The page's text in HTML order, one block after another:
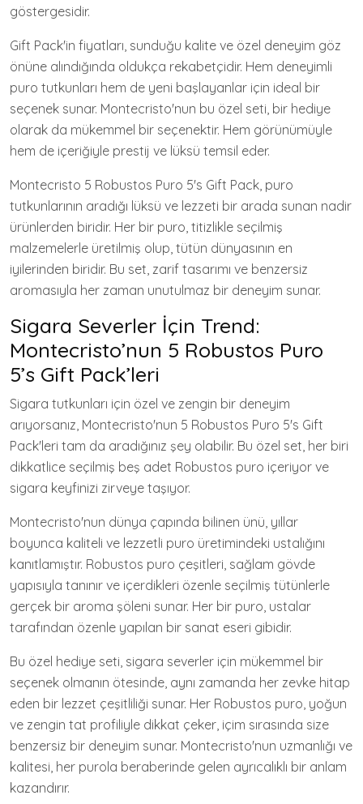
göstergesidir.
Gift Pack'in fiyatları, sunduğu kalite ve özel deneyim göz
önüne alındığında oldukça rekabetçidir. Hem deneyimli
puro tutkunları hem de yeni başlayanlar için ideal bir
seçenek sunar. Montecristo'nun bu özel seti, bir hediye
olarak da mükemmel bir seçenektir. Hem görünümüyle
hem de içeriğiyle prestij ve lüksü temsil eder.
Montecristo 5 Robustos Puro 5's Gift Pack, puro
tutkunlarının aradığı lüksü ve lezzeti bir arada sunan nadir
ürünlerden biridir. Her bir puro, titizlikle seçilmiş
malzemelerle üretilmiş olup, tütün dünyasının en
iyilerinden biridir. Bu set, zarif tasarımı ve benzersiz
aromasıyla her zaman unutulmaz bir deneyim sunar.
Sigara Severler İçin Trend:
Montecristo’nun 5 Robustos Puro
5’s Gift Pack’leri
Sigara tutkunları için özel ve zengin bir deneyim
arıyorsanız, Montecristo'nun 5 Robustos Puro 5's Gift
Pack'leri tam da aradığınız şey olabilir. Bu özel set, her biri
dikkatlice seçilmiş beş adet Robustos puro içeriyor ve
sigara keyfinizi zirveye taşıyor.
Montecristo'nun dünya çapında bilinen ünü, yıllar
boyunca kaliteli ve lezzetli puro üretimindeki ustalığını
kanıtlamıştır. Robustos puro çeşitleri, sağlam gövde
yapısıyla tanınır ve içerdikleri özenle seçilmiş tütünlerle
gerçek bir aroma şöleni sunar. Her bir puro, ustalar
tarafından özenle yapılan bir sanat eseri gibidir.
Bu özel hediye seti, sigara severler için mükemmel bir
seçenek olmanın ötesinde, aynı zamanda her zevke hitap
eden bir lezzet çeşitliliği sunar. Her Robustos puro, yoğun
ve zengin tat profiliyle dikkat çeker, içim sırasında size
benzersiz bir deneyim sunar. Montecristo'nun uzmanlığı ve
kalitesi, her purola beraberinde gelen ayrıcalıklı bir anlam
kazandırır.